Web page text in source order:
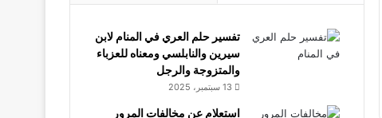
تفسير حلم العري في المنام لابن
سيرين والنابلسي ومعناه للعزباء
والمتزوجة والرجل
13 سبتمبر، 2025
استعلام عن مخالفات المرور